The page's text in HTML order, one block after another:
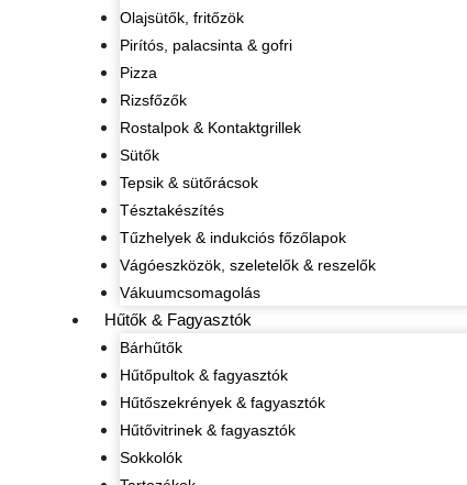
Olajsütők, fritőzök
Pirítós, palacsinta & gofri
Pizza
Rizsfőzők
Rostalpok & Kontaktgrillek
Sütők
Tepsik & sütőrácsok
Tésztakészítés
Tűzhelyek & indukciós főzőlapok
Vágóeszközök, szeletelők & reszelők
Vákuumcsomagolás
Hűtők & Fagyasztók
Bárhűtők
Hűtőpultok & fagyasztók
Hűtőszekrények & fagyasztók
Hűtővitrinek & fagyasztók
Sokkolók